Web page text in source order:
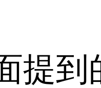
到的